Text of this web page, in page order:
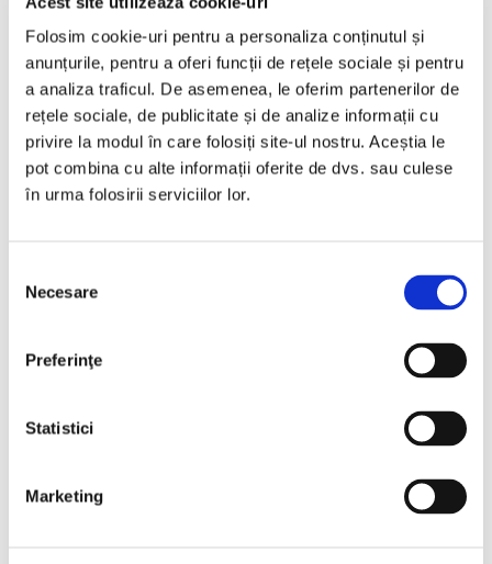
Folosim cookie-uri pentru a personaliza conținutul și
anunțurile, pentru a oferi funcții de rețele sociale și pentru
a analiza traficul. De asemenea, le oferim partenerilor de
rețele sociale, de publicitate și de analize informații cu
privire la modul în care folosiți site-ul nostru. Aceștia le
pot combina cu alte informații oferite de dvs. sau culese
în urma folosirii serviciilor lor.
consimțământului
Necesare
Preferinţe
Statistici
Marketing
€8.990
Programare vizionare